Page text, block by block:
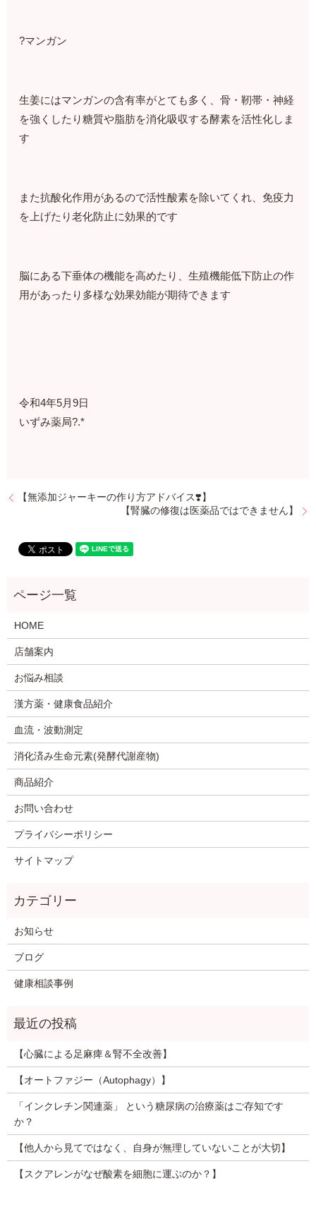
?マンガン
生姜にはマンガンの含有率がとても多く、骨・靭帯・神経
を強くしたり糖質や脂肪を消化吸収する酵素を活性化しま
す
また抗酸化作用があるので活性酸素を除いてくれ、免疫力
を上げたり老化防止に効果的です
脳にある下垂体の機能を高めたり、生殖機能低下防止の作
用があったり多様な効果効能が期待できます
令和4年5月9日
いずみ薬局?.*
【無添加ジャーキーの作り方アドバイス❣️】
【腎臓の修復は医薬品ではできません】
HOME
店舗案内
お悩み相談
漢方薬・健康食品紹介
血流・波動測定
消化済み生命元素(発酵代謝産物)
商品紹介
お問い合わせ
プライバシーポリシー
サイトマップ
お知らせ
ブログ
健康相談事例
【心臓による足麻痺＆腎不全改善】
【オートファジー（Autophagy）】
「インクレチン関連薬」 という糖尿病の治療薬はご存知です
か？
【他人から見てではなく、自身が無理していないことが大切】
【スクアレンがなぜ酸素を細胞に運ぶのか？】